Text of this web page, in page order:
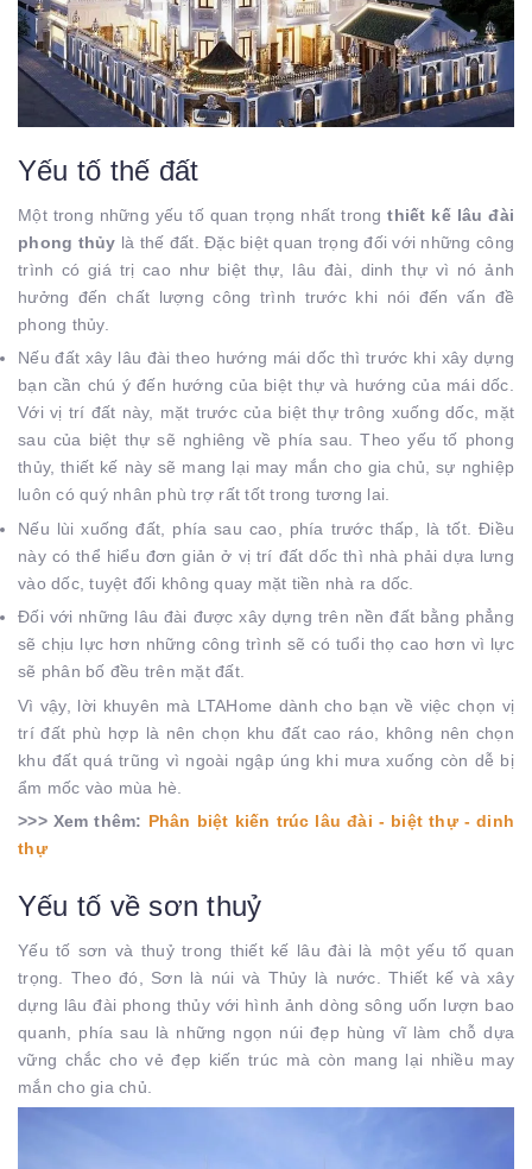
Yếu tố thế đất
Một trong những yếu tố quan trọng nhất trong thiết kế lâu đài
phong thủy là thế đất. Đặc biệt quan trọng đối với những công
trình có giá trị cao như biệt thự, lâu đài, dinh thự vì nó ảnh
hưởng đến chất lượng công trình trước khi nói đến vấn đề
phong thủy.
Nếu đất xây lâu đài theo hướng mái dốc thì trước khi xây dựng
bạn cần chú ý đến hướng của biệt thự và hướng của mái dốc.
Với vị trí đất này, mặt trước của biệt thự trông xuống dốc, mặt
sau của biệt thự sẽ nghiêng về phía sau. Theo yếu tố phong
thủy, thiết kế này sẽ mang lại may mắn cho gia chủ, sự nghiệp
luôn có quý nhân phù trợ rất tốt trong tương lai.
Nếu lùi xuống đất, phía sau cao, phía trước thấp, là tốt. Điều
này có thể hiểu đơn giản ở vị trí đất dốc thì nhà phải dựa lưng
vào dốc, tuyệt đối không quay mặt tiền nhà ra dốc.
Đối với những lâu đài được xây dựng trên nền đất bằng phẳng
sẽ chịu lực hơn những công trình sẽ có tuổi thọ cao hơn vì lực
sẽ phân bố đều trên mặt đất.
Vì vậy, lời khuyên mà LTAHome dành cho bạn về việc chọn vị
trí đất phù hợp là nên chọn khu đất cao ráo, không nên chọn
khu đất quá trũng vì ngoài ngập úng khi mưa xuống còn dễ bị
ẩm mốc vào mùa hè.
>>> Xem thêm: Phân biệt kiến trúc lâu đài - biệt thự - dinh
thự
Yếu tố về sơn thuỷ
Yếu tố sơn và thuỷ trong thiết kế lâu đài là một yếu tố quan
trọng. Theo đó, Sơn là núi và Thủy là nước. Thiết kế và xây
dựng lâu đài phong thủy với hình ảnh dòng sông uốn lượn bao
quanh, phía sau là những ngọn núi đẹp hùng vĩ làm chỗ dựa
vững chắc cho vẻ đẹp kiến ​​trúc mà còn mang lại nhiều may
mắn cho gia chủ.